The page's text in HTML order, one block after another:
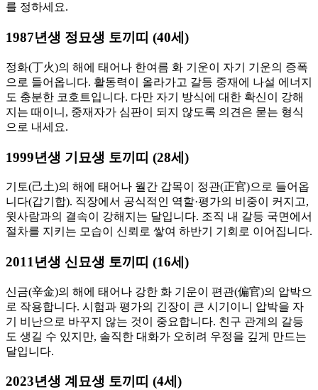
를 정하세요.
1987년생 정묘생 토끼띠 (40세)
정화(丁火)의 해에 태어나 한여름 화 기운이 자기 기운의 증폭
으로 들어옵니다. 활동력이 올라가고 갈등 중재에 나설 에너지
도 충분한 코호트입니다. 다만 자기 방식에 대한 확신이 강해
지는 때이니, 중재자가 심판이 되지 않도록 의견은 묻는 형식
으로 내세요.
1999년생 기묘생 토끼띠 (28세)
기토(己土)의 해에 태어나 월간 갑목이 정관(正官)으로 들어옵
니다(갑기합). 직장에서 공식적인 역할·평가의 비중이 커지고,
윗사람과의 결속이 강해지는 달입니다. 조직 내 갈등 국면에서
절차를 지키는 모습이 신뢰로 쌓여 하반기 기회로 이어집니다.
2011년생 신묘생 토끼띠 (16세)
신금(辛金)의 해에 태어나 강한 화 기운이 편관(偏官)의 압박으
로 작용합니다. 시험과 평가의 긴장이 큰 시기이니 압박을 자
기 비난으로 바꾸지 않는 것이 중요합니다. 친구 관계의 갈등
도 생길 수 있지만, 솔직한 대화가 오히려 우정을 깊게 만드는
달입니다.
2023년생 계묘생 토끼띠 (4세)